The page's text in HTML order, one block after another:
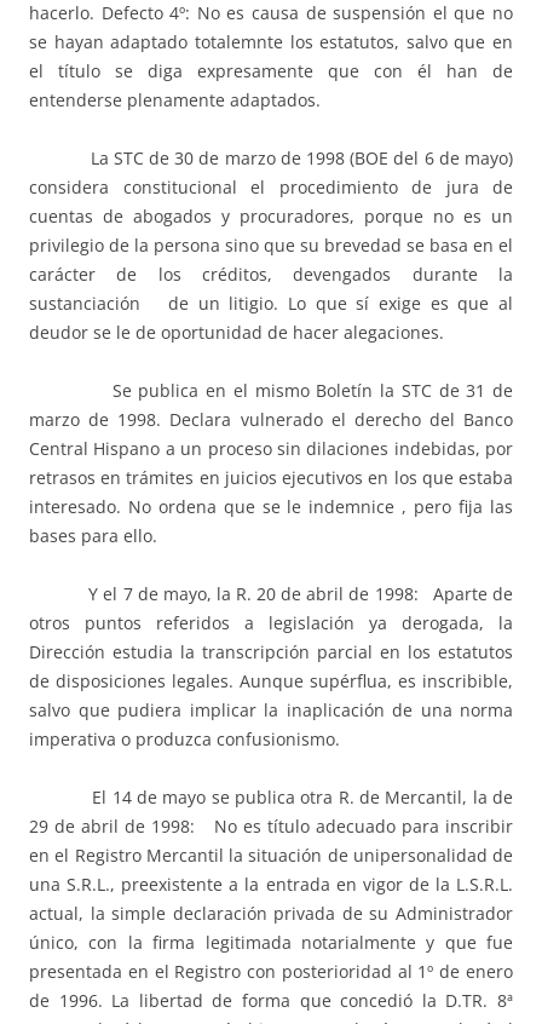
hacerlo. Defecto 4º: No es causa de suspensión el que no
se hayan adaptado totalemnte los estatutos, salvo que en
el título se diga expresamente que con él han de
entenderse plenamente adaptados.
La STC de 30 de marzo de 1998 (BOE del 6 de mayo)
considera constitucional el procedimiento de jura de
cuentas de abogados y procuradores, porque no es un
privilegio de la persona sino que su brevedad se basa en el
carácter de los créditos, devengados durante la
sustanciación de un litigio. Lo que sí exige es que al
deudor se le de oportunidad de hacer alegaciones.
Se publica en el mismo Boletín la STC de 31 de
marzo de 1998. Declara vulnerado el derecho del Banco
Central Hispano a un proceso sin dilaciones indebidas, por
retrasos en trámites en juicios ejecutivos en los que estaba
interesado. No ordena que se le indemnice , pero fija las
bases para ello.
Y el 7 de mayo, la R. 20 de abril de 1998: Aparte de
otros puntos referidos a legislación ya derogada, la
Dirección estudia la transcripción parcial en los estatutos
de disposiciones legales. Aunque supérflua, es inscribible,
salvo que pudiera implicar la inaplicación de una norma
imperativa o produzca confusionismo.
El 14 de mayo se publica otra R. de Mercantil, la de
29 de abril de 1998: No es título adecuado para inscribir
en el Registro Mercantil la situación de unipersonalidad de
una S.R.L., preexistente a la entrada en vigor de la L.S.R.L.
actual, la simple declaración privada de su Administrador
único, con la firma legitimada notarialmente y que fue
presentada en el Registro con posterioridad al 1º de enero
de 1996. La libertad de forma que concedió la D.TR. 8ª